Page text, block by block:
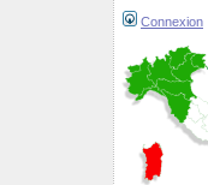
Connexion